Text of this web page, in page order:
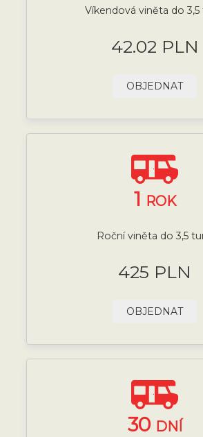
Víkendová viněta do
42.02 PLN
OBJEDNAT
1 ROK
Roční viněta do 3,5
425 PLN
OBJEDNAT
30 DNÍ